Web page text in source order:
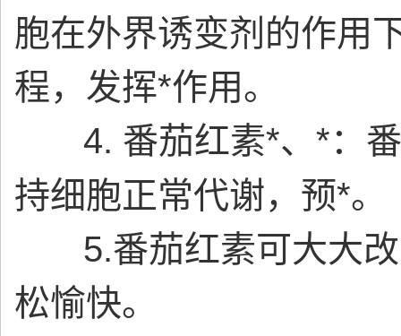
胞在外界诱变剂的作用
程，发挥*作用。
4. 番茄红素*、*：
持细胞正常代谢，预*。
5.番茄红素可大大改
松愉快。